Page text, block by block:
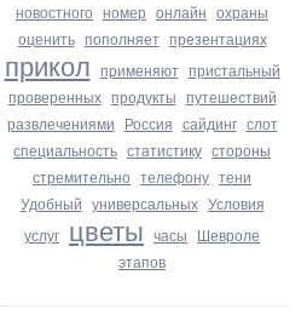
новостного номер онлайн охраны
оценить пополняет презентациях
прикол применяют пристальный
проверенных продукты путешествий
развлечениями Россия сайдинг слот
специальность статистику стороны
стремительно телефону тени
Удобный универсальных Условия
услуг цветы часы Шевроле
этапов